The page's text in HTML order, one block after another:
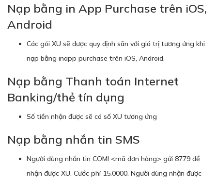
Nạp bằng in App Purchase trên iOS,
Android
Các gói XU sẽ được quy định sãn với giá trị tương ứng khi
nạp bằng inapp purchase trên iOS, Android.
Nạp bằng Thanh toán Internet
Banking/thẻ tín dụng
Số tiền nhận được sẽ có số XU tương ứng
Nạp bằng nhắn tin SMS
Người dùng nhắn tin COMI <mã đơn hàng> gửi 8779 để
nhận được XU. Cước phí 15.0000. Người dùng nhận được